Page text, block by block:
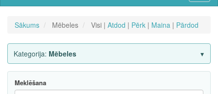
Sākums Mēbeles Visi | Atdod | Pērk | Maina | Pārdod
Kategorija: Mēbeles
Meklēšana